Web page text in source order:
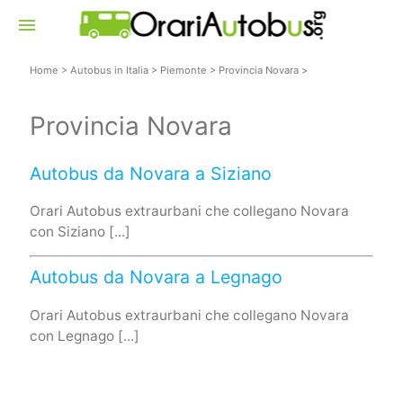
menu
Home > Autobus in Italia> Piemonte > Provincia Novara>
Provincia Novara
Autobus da Novara a Siziano
Orari Autobus extraurbani che collegano Novara
con Siziano [...]
Autobus da Novara a Legnago
Orari Autobus extraurbani che collegano Novara
con Legnago [...]